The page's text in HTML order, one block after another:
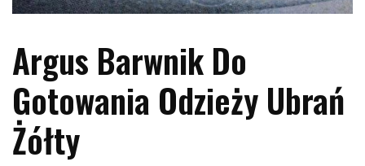
Argus Barwnik Do
Gotowania Odzieży Ubrań
Żółty